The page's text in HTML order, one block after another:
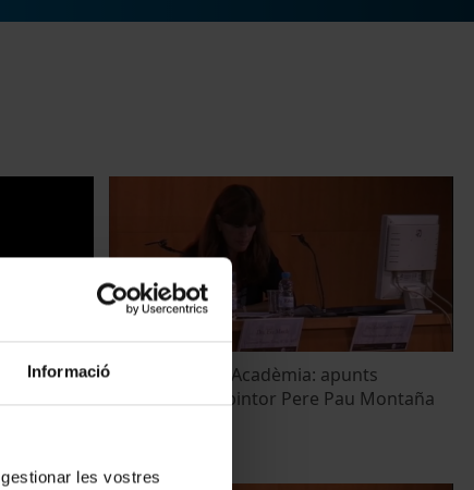
Informació
les vostres
artistas y
Entre la cort i l'Acadèmia: apunts
biogràfics del pintor Pere Pau Montaña